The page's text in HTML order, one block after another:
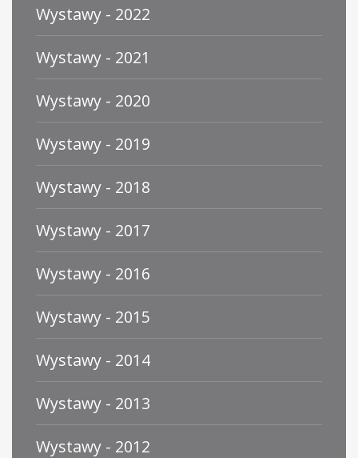
Wystawy - 2022
Wystawy - 2021
Wystawy - 2020
Wystawy - 2019
Wystawy - 2018
Wystawy - 2017
Wystawy - 2016
Wystawy - 2015
Wystawy - 2014
Wystawy - 2013
Wystawy - 2012